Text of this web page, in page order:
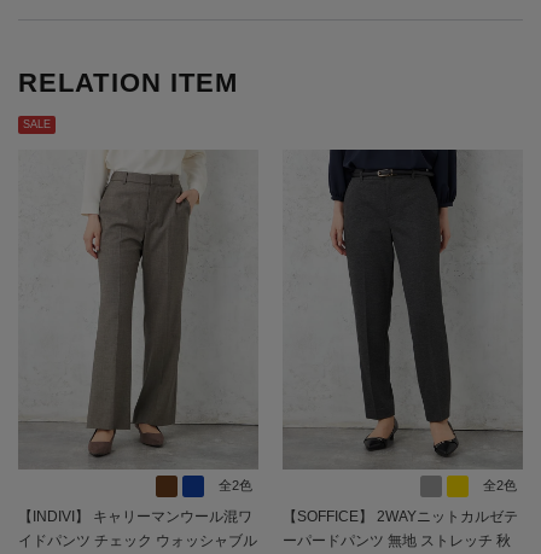
RELATION ITEM
SALE
全2色
【INDIVI】 キャリーマンウール混ワ
イドパンツ チェック ウォッシャブル
全2色
【SOFFICE】 2WAYニットカルゼテ
ーパードパンツ 無地 ストレッチ 秋